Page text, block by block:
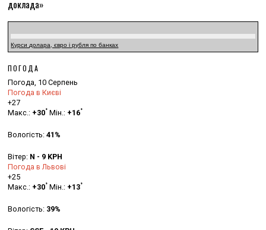
доклада»
Курси долара, євро і рубля по банках
ПОГОДА
Погода, 10 Серпень
Погода в Києві
+27
Макс.: +30° Мін.: +16°
Вологість:41%
Вітер: N - 9 KPH
Погода в Львові
+25
Макс.: +30° Мін.: +13°
Вологість: 39%